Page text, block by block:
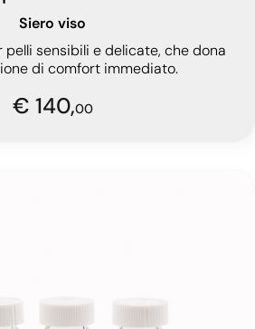
Siero viso
sensibili e delicate, che dona
di comfort immediato.
€ 140,00